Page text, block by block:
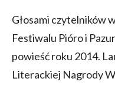
Głosami czytelników
Festiwalu Pióro i
powieść roku 2014.
Literackiej Nagrody